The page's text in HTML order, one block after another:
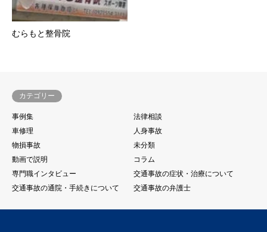
むらもと整骨院
カテゴリー
事例集
法律相談
車修理
人身事故
物損事故
未分類
動画で説明
コラム
専門職インタビュー
交通事故の症状・治療について
交通事故の通院・手続きについて
交通事故の弁護士